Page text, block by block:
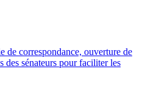
de correspondance, ouverture de
sénateurs pour faciliter les